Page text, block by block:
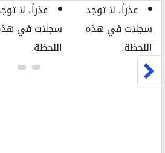
عذراً، لا توجد
سجلات في هذه
اللحظة.
عذراً، لا
سجلات في
اللحظة.